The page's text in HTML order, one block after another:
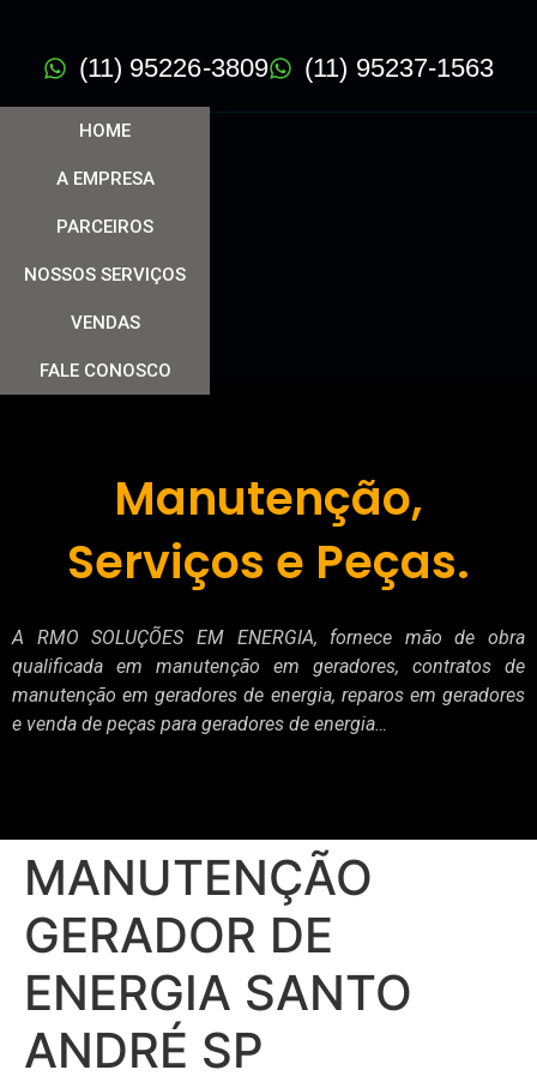
(11) 95226-3809 (11) 95237-1563
HOME
A EMPRESA
PARCEIROS
NOSSOS SERVIÇOS
VENDAS
FALE CONOSCO
Manutenção,
Serviços e Peças.
A RMO SOLUÇÕES EM ENERGIA, fornece mão de obra
qualificada em manutenção em geradores, contratos de
manutenção em geradores de energia, reparos em geradores
e venda de peças para geradores de energia…
MANUTENÇÃO
GERADOR DE
ENERGIA SANTO
ANDRÉ SP